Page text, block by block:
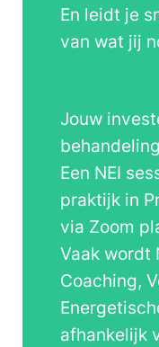
En leidt je
van wat jij
Jouw
Een NEI
praktijk in
via Zoom
Vaak wordt
Coaching,
afhankelijk